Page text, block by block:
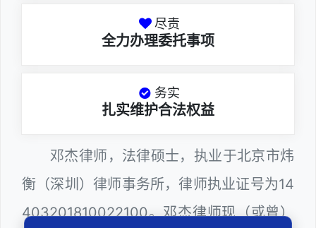
尽责
全力办理委托事项
务实
扎实维护合法权益
邓杰律师，法律硕士，执业于北京市炜
衡（深圳）律师事务所，律师执业证号为14
403201810022100。邓杰律师现（或曾）